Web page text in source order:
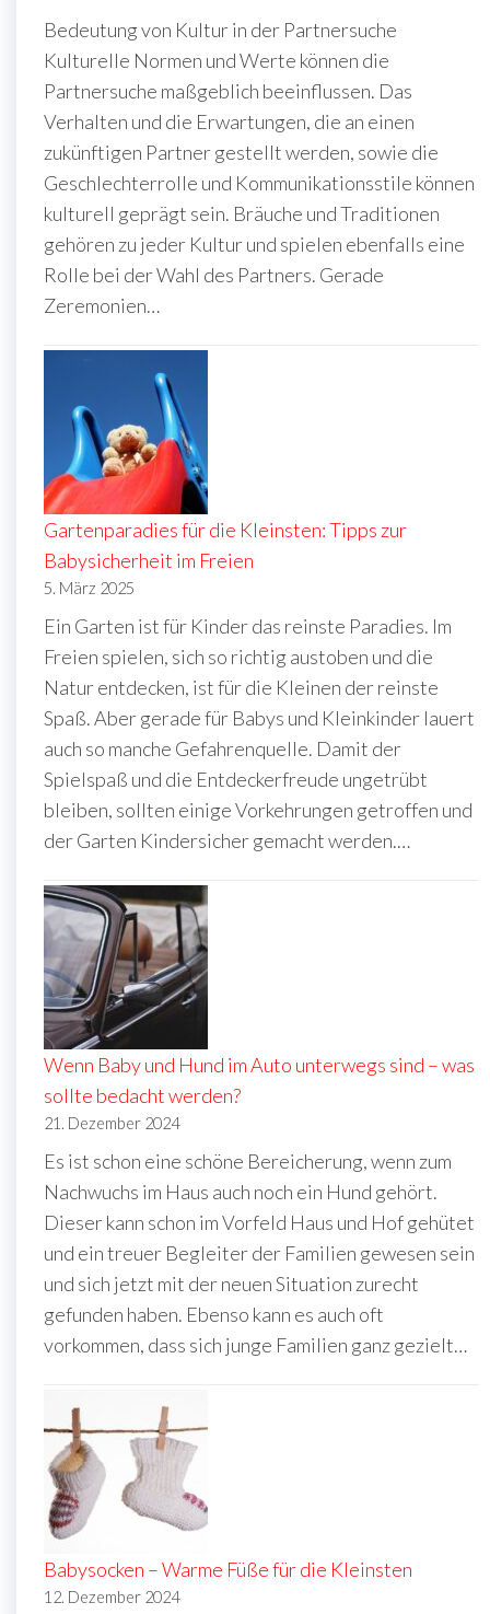
Bedeutung von Kultur in der Partnersuche
Kulturelle Normen und Werte können die
Partnersuche maßgeblich beeinflussen. Das
Verhalten und die Erwartungen, die an einen
zukünftigen Partner gestellt werden, sowie die
Geschlechterrolle und Kommunikationsstile können
kulturell geprägt sein. Bräuche und Traditionen
gehören zu jeder Kultur und spielen ebenfalls eine
Rolle bei der Wahl des Partners. Gerade
Zeremonien…
Gartenparadies für die Kleinsten: Tipps zur
Babysicherheit im Freien
5. März 2025
Ein Garten ist für Kinder das reinste Paradies. Im
Freien spielen, sich so richtig austoben und die
Natur entdecken, ist für die Kleinen der reinste
Spaß. Aber gerade für Babys und Kleinkinder lauert
auch so manche Gefahrenquelle. Damit der
Spielspaß und die Entdeckerfreude ungetrübt
bleiben, sollten einige Vorkehrungen getroffen und
der Garten Kindersicher gemacht werden.…
Wenn Baby und Hund im Auto unterwegs sind – was
sollte bedacht werden?
21. Dezember 2024
Es ist schon eine schöne Bereicherung, wenn zum
Nachwuchs im Haus auch noch ein Hund gehört.
Dieser kann schon im Vorfeld Haus und Hof gehütet
und ein treuer Begleiter der Familien gewesen sein
und sich jetzt mit der neuen Situation zurecht
gefunden haben. Ebenso kann es auch oft
vorkommen, dass sich junge Familien ganz gezielt…
Babysocken – Warme Füße für die Kleinsten
12. Dezember 2024